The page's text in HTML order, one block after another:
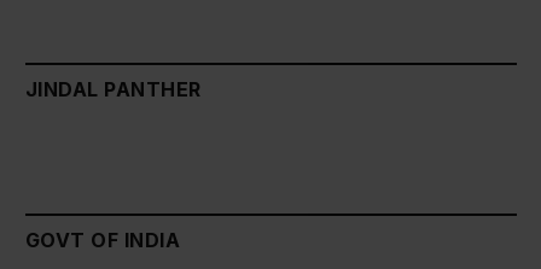
JINDAL PANTHER
GOVT OF INDIA